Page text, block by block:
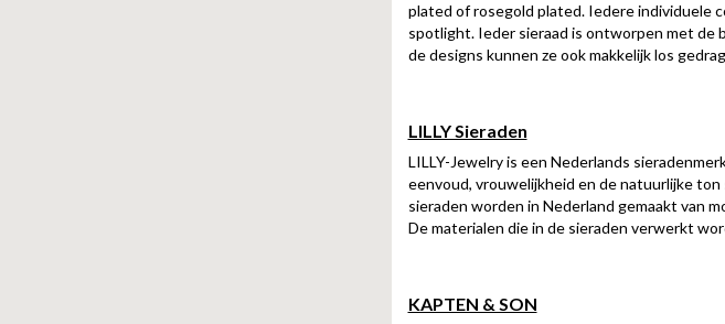
plated of rosegold plated. Iedere individuele
spotlight. Ieder sieraad is ontworpen met de
de designs kunnen ze ook makkelijk los
LILLY Sieraden
LILLY-Jewelry is een Nederlands
eenvoud, vrouwelijkheid en de natuurlijke
sieraden worden in Nederland gemaakt van
De materialen die in de sieraden verwerkt
KAPTEN & SON